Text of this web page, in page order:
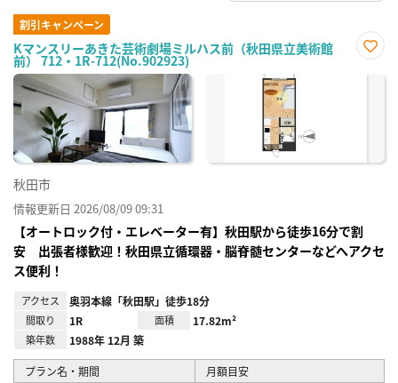
割引キャンペーン
Kマンスリーあきた芸術劇場ミルハス前（秋田県立美術館
前） 712・1R-712(No.902923)
に入
秋田市
情報更新日 2026/08/09 09:31
【オートロック付・エレベーター有】秋田駅から徒歩16分で割
安 出張者様歓迎！秋田県立循環器・脳脊髄センターなどへアクセ
ス便利！
アクセス 奥羽本線「秋田駅」徒歩18分
間取り 1R 面積 17.82m²
築年数 1988年 12月 築
プラン名・期間
月額目安